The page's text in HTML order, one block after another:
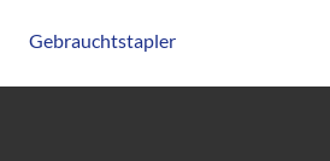
Gebrauchtstapler